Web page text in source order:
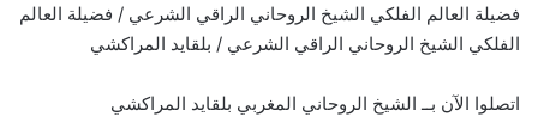
فضيلة العالم الفلكي الشيخ الروحاني الراقي الشرعي / فضيلة العالم
الفلكي الشيخ الروحاني الراقي الشرعي / بلقايد المراكشي
اتصلوا الآن بــ الشيخ الروحاني المغربي بلقايد المراكشي